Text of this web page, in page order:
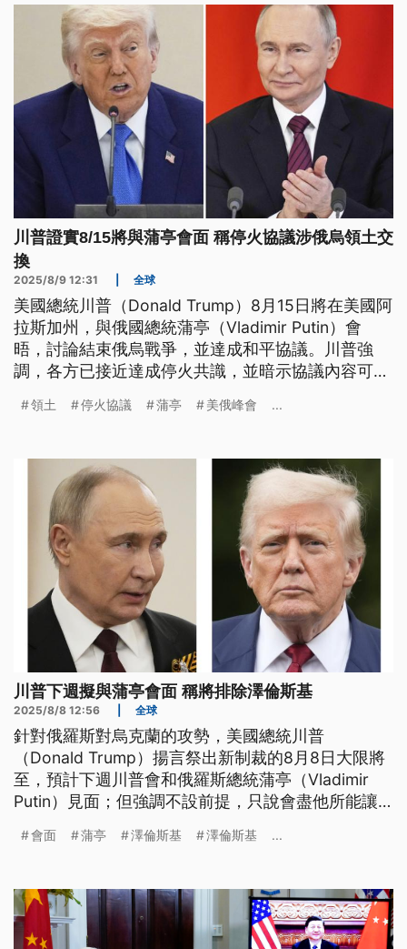
川普證實8/15將與蒲亭會面 稱停火協議涉俄烏領土交
換
2025/8/9 12:31 全球
美國總統川普（Donald Trump）8月15日將在美國阿
拉斯加州，與俄國總統蒲亭（Vladimir Putin）會
晤，討論結束俄烏戰爭，並達成和平協議。川普強
調，各方已接近達成停火共識，並暗示協議內容可能
成為結束3年半衝突的轉折點。
領土 停火協議 蒲亭 美俄峰會 ...
川普下週擬與蒲亭會面 稱將排除澤倫斯基
2025/8/8 12:56 全球
針對俄羅斯對烏克蘭的攻勢，美國總統川普
（Donald Trump）揚言祭出新制裁的8月8日大限將
至，預計下週川普會和俄羅斯總統蒲亭（Vladimir
Putin）見面；但強調不設前提，只說會盡他所能讓
會面 蒲亭 澤倫斯基 澤倫斯基 ...